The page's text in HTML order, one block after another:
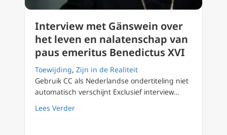
Interview met Gänswein over
het leven en nalatenschap van
paus emeritus Benedictus XVI
Toewijding, Zijn in de Realiteit
Gebruik CC als Nederlandse ondertiteling niet
automatisch verschijnt Exclusief interview…
Lees Verderabout Interview met Gänswein over het